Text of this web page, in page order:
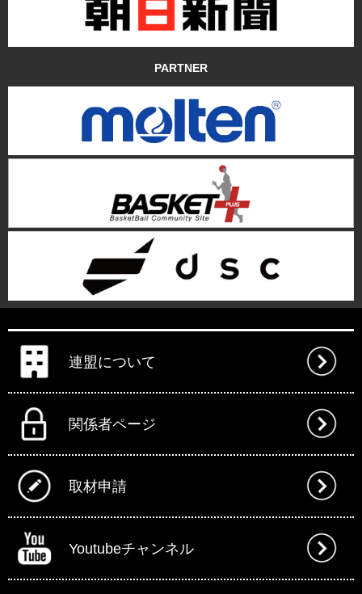
PARTNER
連盟について
関係者ページ
取材申請
Youtubeチャンネル